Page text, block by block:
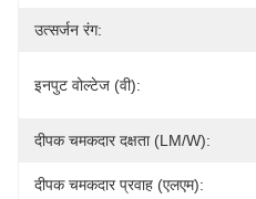
उत्सर्जन रंग:
इनपुट वोल्टेज (वी):
दीपक चमकदार दक्षता (LM/W):
दीपक चमकदार प्रवाह (एलएम):